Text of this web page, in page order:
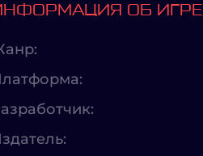
ОБ ИГРЕ